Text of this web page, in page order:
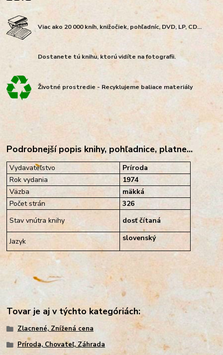
Viac ako 20 000 kníh, knižočiek, pohľadníc, DVD, LP, CD...
Dostanete tú knihu, ktorú vidíte na fotografii.
Životné prostredie - Recyklujeme baliace materiály
Podrobnejší popis knihy, pohľadnice, platne...
Vydavateľstvo
Príroda
Rok vydania
1974
Väzba
mäkká
Počet strán
326
Stav vnútra knihy
dosť čítaná
Jazyk slovenský
Tovar je aj v týchto kategóriách:
Zlacnené, Znížená cena
Príroda, Chovateľ, Záhrada